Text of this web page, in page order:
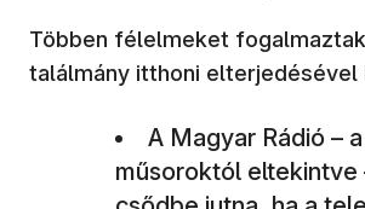
Többen félelmeket
találmány itthoni elterjedésével
A Magyar Rádió –
műsoroktól eltekintve